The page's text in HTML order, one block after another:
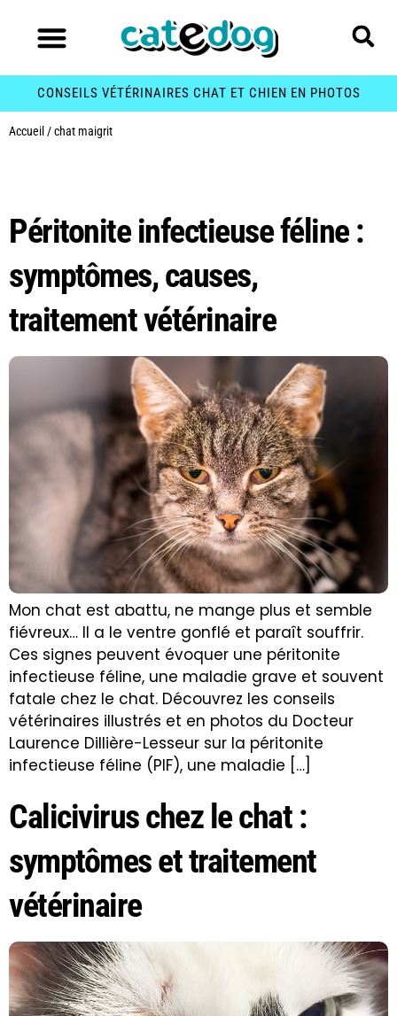
CONSEILS VÉTÉRINAIRES CHAT ET CHIEN EN PHOTOS
Accueil /chat maigrit
Péritonite infectieuse féline :
symptômes, causes,
traitement vétérinaire
Mon chat est abattu, ne mange plus et semble
fiévreux… Il a le ventre gonflé et paraît souffrir.
Ces signes peuvent évoquer une péritonite
infectieuse féline, une maladie grave et souvent
fatale chez le chat. Découvrez les conseils
vétérinaires illustrés et en photos du Docteur
Laurence Dillière-Lesseur sur la péritonite
infectieuse féline (PIF), une maladie […]
Calicivirus chez le chat :
symptômes et traitement
vétérinaire